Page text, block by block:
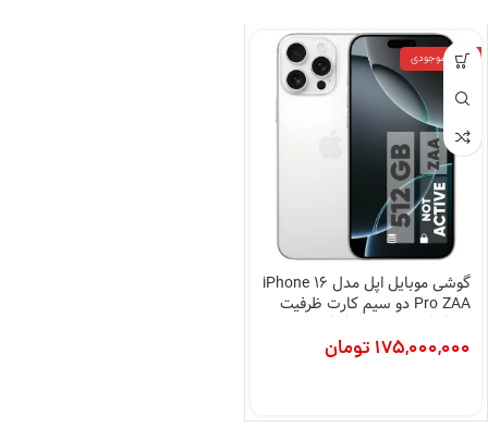
اتمام موجودی
گوشی موبایل اپل مدل iPhone 16
Pro ZAA دو سیم کارت ظرفیت
175,000,000 تومان